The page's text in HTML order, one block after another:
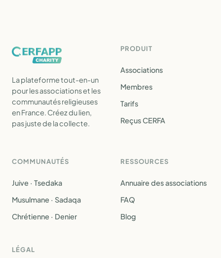
La plateforme tout-en-un
pour les associations et les
communautés religieuses
en France. Créez du lien,
pas juste de la collecte.
PRODUIT
Associations
Membres
Tarifs
Reçus CERFA
COMMUNAUTÉS
Juive · Tsedaka
Musulmane · Sadaqa
Chrétienne · Denier
RESSOURCES
Annuaire des associations
FAQ
Blog
LÉGAL